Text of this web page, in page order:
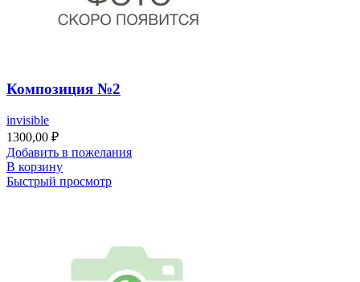
Композиция №2
invisible
1300,00 ₽
Добавить в пожелания
В корзину
Быстрый просмотр